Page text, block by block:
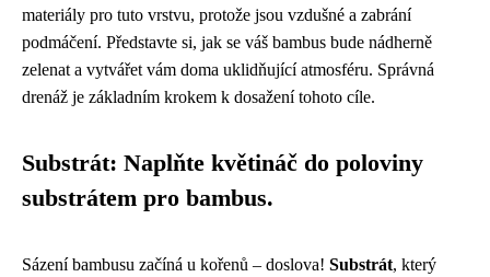
materiály pro tuto vrstvu, protože jsou vzdušné a zabrání
podmáčení. Představte si, jak se váš bambus bude nádherně
zelenat a vytvářet vám doma uklidňující atmosféru. Správná
drenáž je základním krokem k dosažení tohoto cíle.
Substrát: Naplňte květináč do poloviny
substrátem pro bambus.
Sázení bambusu začíná u kořenů – doslova! Substrát, který